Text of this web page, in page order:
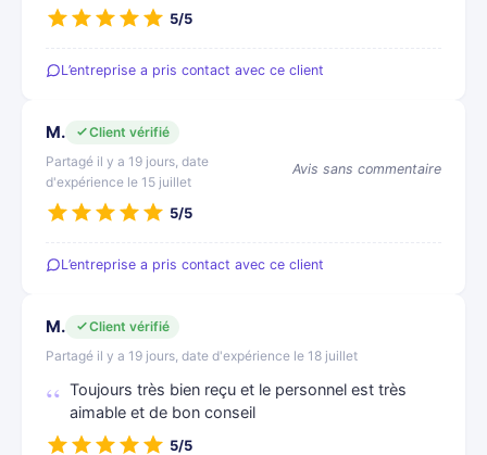
5/5
L’entreprise a pris contact avec ce client
M.
Client vérifié
Partagé il y a 19 jours, date
d'expérience le 15 juillet
Avis sans commentaire
5/5
L’entreprise a pris contact avec ce client
M.
Client vérifié
Partagé il y a 19 jours, date d'expérience le 18 juillet
Toujours très bien reçu et le personnel est très
aimable et de bon conseil
5/5